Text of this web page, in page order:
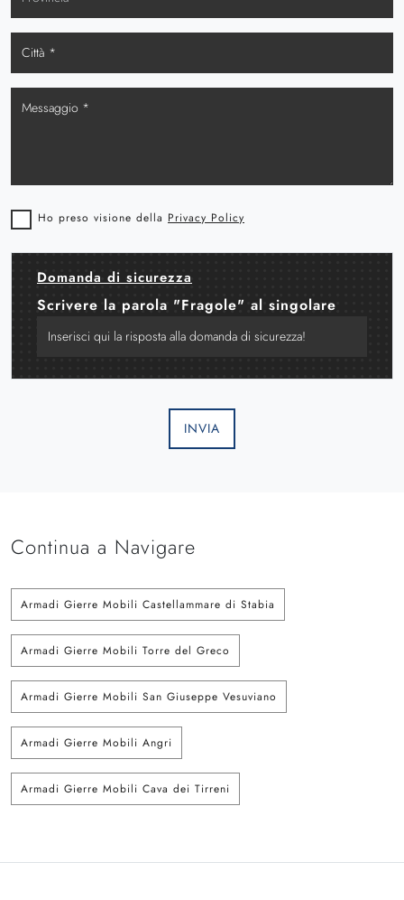
Ho preso visione della Privacy Policy
Domanda di sicurezza
Scrivere la parola "Fragole" al singolare
INVIA
Continua a Navigare
Armadi Gierre Mobili Castellammare di Stabia
Armadi Gierre Mobili Torre del Greco
Armadi Gierre Mobili San Giuseppe Vesuviano
Armadi Gierre Mobili Angri
Armadi Gierre Mobili Cava dei Tirreni